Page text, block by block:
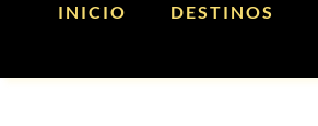
INICIO DESTINOS